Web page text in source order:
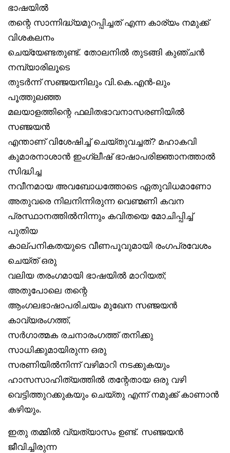
ഭാഷയിൽ
തന്റെ സാന്നിദ്ധ്യമുറപ്പിച്ചത് എന്ന കാര്യം നമുക്ക്
വിശകലനം
ചെയ്യേണ്ടതുണ്ട്. തോലനിൽ തുടങ്ങി കുഞ്ചൻ
നമ്പ്യാരിലൂടെ
തുടർന്ന് സഞ്ജയനിലും വി.കെ.എൻ-ലും
പൂത്തുലഞ്ഞ
മലയാളത്തിന്റെ ഫലിതഭാവനാസരണിയിൽ
സഞ്ജയൻ
എന്താണ് വിശേഷിച്ച് ചെയ്തുവച്ചത്? മഹാകവി
കുമാരനാശാൻ ഇംഗ്ലീഷ് ഭാഷാപരിജ്ഞാനത്താൽ
സിദ്ധിച്ച
നവീനമായ അവബോധത്തോടെ ഏതുവിധമാണോ
അതുവരെ നിലനിന്നിരുന്ന വെണ്മണി കവന
പ്രസ്ഥാനത്തിൽനിന്നും കവിതയെ മോചിപ്പിച്ച്
പുതിയ
കാല്പനികതയുടെ വീണപൂവുമായി രംഗപ്രവേശം
ചെയ്ത് ഒരു
വലിയ തരംഗമായി ഭാഷയിൽ മാറിയത്;
അതുപോലെ തന്റെ
ആംഗലഭാഷാപരിചയം മുഖേന സഞ്ജയൻ
കാവ്യരംഗത്ത്,
സർഗാത്മക രചനാരംഗത്ത് തനിക്കു
സാധിക്കുമായിരുന്ന ഒരു
സരണിയിൽനിന്ന് വഴിമാറി നടക്കുകയും
ഹാസസാഹിത്യത്തിൽ തന്റേതായ ഒരു വഴി
വെട്ടിത്തുറക്കുകയും ചെയ്തു എന്ന് നമുക്ക് കാണാൻ
കഴിയും.
ഇതു തമ്മിൽ വ്യത്യാസം ഉണ്ട്. സഞ്ജയൻ
ജീവിച്ചിരുന്ന